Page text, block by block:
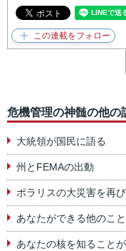
危機管理の神髄の他の
大統領が国民に語る
州とFEMAの出動
ポラリスの大災害を再
あなたができる他のこと
あなたの核を知ること